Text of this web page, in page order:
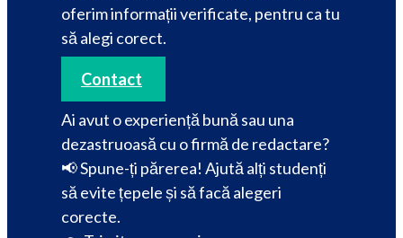
oferim informații verificate, pentru ca tu
să alegi corect.
Contact
Ai avut o experiență bună sau una
dezastruoasă cu o firmă de redactare?
📢 Spune-ți părerea! Ajută alți studenți
să evite țepele și să facă alegeri
corecte.